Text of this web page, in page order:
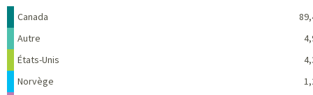
Nom
Pourcentage
Canada
Autre
États-Unis
Norvège